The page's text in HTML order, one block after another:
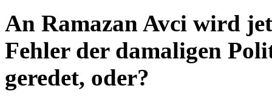
An Ramazan Avci wird
Fehler der damaligen
geredet, oder?